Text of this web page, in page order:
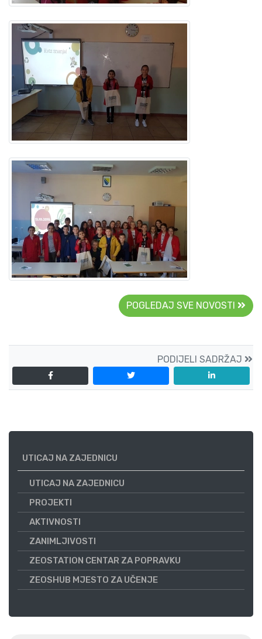
POGLEDAJ SVE NOVOSTI
PODIJELI SADRŽAJ
UTICAJ NA ZAJEDNICU
UTICAJ NA ZAJEDNICU
PROJEKTI
AKTIVNOSTI
ZANIMLJIVOSTI
ZEOSTATION CENTAR ZA POPRAVKU
ZEOSHUB MJESTO ZA UČENJE